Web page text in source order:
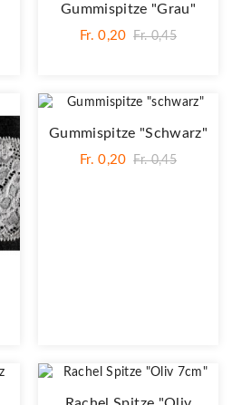
Gummispitze "grau"
Fr. 0,20 Fr. 0,45
Gummispitze "schwarz"
Fr. 0,20 Fr. 0,45